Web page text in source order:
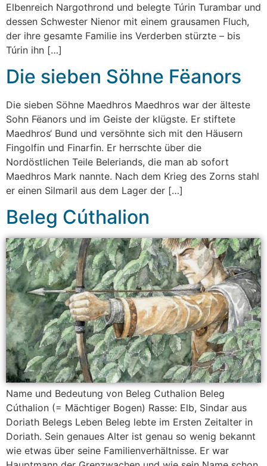
Elbenreich Nargothrond und belegte Túrin Turambar und
dessen Schwester Nienor mit einem grausamen Fluch,
der ihre gesamte Familie ins Verderben stürzte – bis
Túrin ihn […]
Die sieben Söhne Fëanors
Die sieben Söhne Maedhros Maedhros war der älteste
Sohn Fëanors und im Geiste der klügste. Er stiftete
Maedhros‘ Bund und versöhnte sich mit den Häusern
Fingolfin und Finarfin. Er herrschte über die
Nordöstlichen Teile Beleriands, die man ab sofort
Maedhros Mark nannte. Nach dem Krieg des Zorns stahl
er einen Silmaril aus dem Lager der […]
Beleg Cúthalion
Name und Bedeutung von Beleg Cuthalion Beleg
Cúthalion (= Mächtiger Bogen) Rasse: Elb, Sindar aus
Doriath Belegs Leben Beleg lebte im Ersten Zeitalter in
Doriath. Sein genaues Alter ist genau so wenig bekannt
wie etwas über seine Familienverhältnisse. Er war